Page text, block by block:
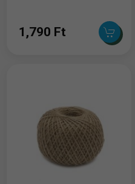
1,790 Ft